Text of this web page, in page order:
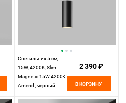
Светильник 5 см,
15W, 4200K, Slim
Magnetic 15W 4200K
Amend , черный
2 390 ₽
В КОРЗИНУ